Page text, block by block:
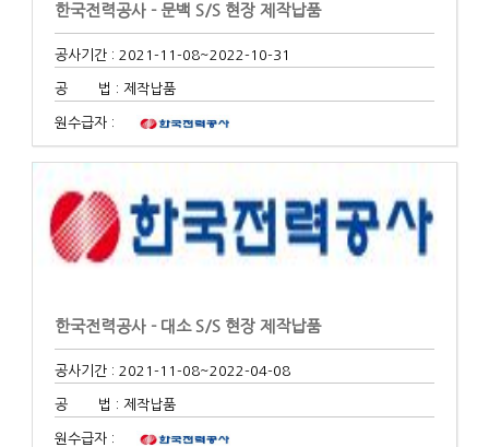
한국전력공사 - 문백 S/S 현장 제작납품
공사기간 : 2021-11-08~2022-10-31
공 법 : 제작납품
원수급자 :
한국전력공사 - 대소 S/S 현장 제작납품
공사기간 : 2021-11-08~2022-04-08
공 법 : 제작납품
원수급자 :